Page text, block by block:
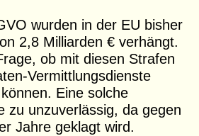
wurden in der EU bisher
2,8 Milliarden € verhängt.
ob mit diesen Strafen
Vermittlungsdienste
Eine solche
zu unzuverlässig, da gegen
Jahre geklagt wird.